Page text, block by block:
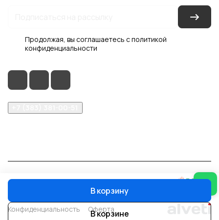
В корзину
В корзине
Продолжая, вы соглашаетесь сполитикой
конфиденциальности
© 2026 Интер-Двери
Конфиденциальность Оферта